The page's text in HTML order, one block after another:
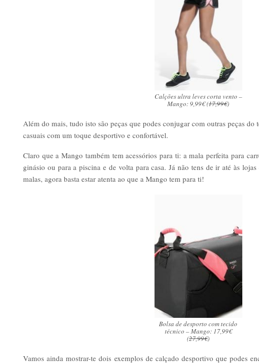
Calções ultra leves corta vento –
Mango: 9,99€ (17,99€)
Além do mais, tudo isto são peças que podes conjugar com outras peças do
casuais com um toque desportivo e confortável.
Claro que a Mango também tem acessórios para ti: a mala perfeita para
ginásio ou para a piscina e de volta para casa. Já não tens de ir até às
malas, agora basta estar atenta ao que a Mango tem para ti!
Bolsa de desporto com tecido
técnico – Mango: 17,99€
(27,99€)
Vamos ainda mostrar-te dois exemplos de calçado desportivo que podes